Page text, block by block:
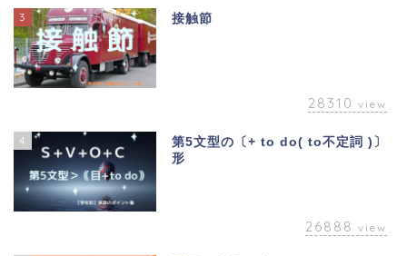
3 接触節
28310 view
4
第5文型の〔+ to do( to不定詞 )〕
形
26888 view